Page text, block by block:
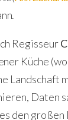
Regisseur
Küche
Daten
den